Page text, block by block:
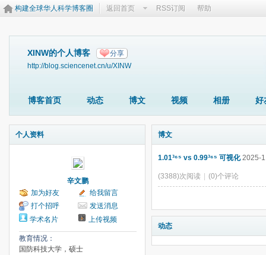
构建全球华人科学博客圈 返回首页 RSS订阅 帮助
XINW的个人博客 分享
http://blog.sciencenet.cn/u/XINW
博客首页 动态 博文 视频 相册 好
个人资料
辛文鹏
加为好友
给我留言
打个招呼
发送消息
学术名片
上传视频
教育情况：
国防科技大学，硕士
博文
1.01³⁶⁵ vs 0.99³⁶⁵ 可视化2025-
(3388)次阅读 (0)个评论
动态